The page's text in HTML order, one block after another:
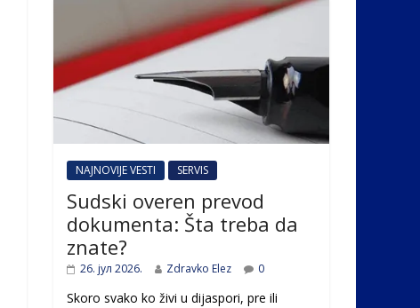
NAJNOVIJE VESTI SERVIS
Sudski overen prevod
dokumenta: Šta treba da
znate?
26. јул 2026. Zdravko Elez 0
Skoro svako ko živi u dijaspori, pre ili